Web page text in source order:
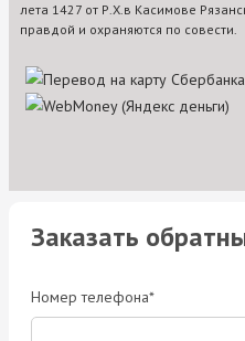
лета 1427 от Р.Х.в Касимове
правдой и охраняются по совести.
Заказать
Номер телефона*